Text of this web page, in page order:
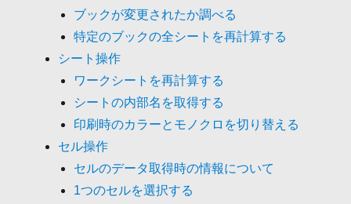
ブックが変更されたか調べる
特定のブックの全シートを再計算する
シート操作
ワークシートを再計算する
シートの内部名を取得する
印刷時のカラーとモノクロを切り替える
セル操作
セルのデータ取得時の情報について
1つのセルを選択する